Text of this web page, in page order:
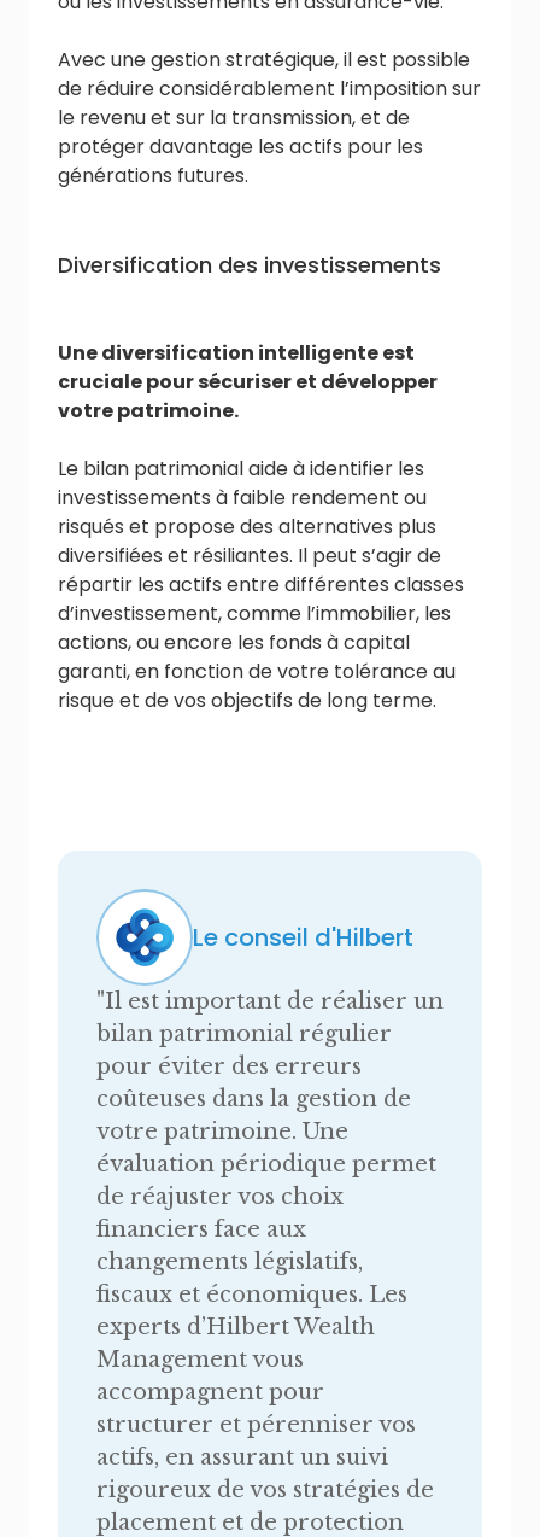
Avec une gestion stratégique, il est possible
de réduire considérablement l’imposition sur
le revenu et sur la transmission, et de
protéger davantage les actifs pour les
générations futures.
Diversification des investissements
Une diversification intelligente est
cruciale pour sécuriser et développer
votre patrimoine.
Le bilan patrimonial aide à identifier les
investissements à faible rendement ou
risqués et propose des alternatives plus
diversifiées et résiliantes. Il peut s’agir de
répartir les actifs entre différentes classes
d’investissement, comme l’immobilier, les
actions, ou encore les fonds à capital
garanti, en fonction de votre tolérance au
risque et de vos objectifs de long terme.
Le conseil d'Hilbert
"Il est important de réaliser un
bilan patrimonial régulier
pour éviter des erreurs
coûteuses dans la gestion de
votre patrimoine. Une
évaluation périodique permet
de réajuster vos choix
financiers face aux
changements législatifs,
fiscaux et économiques. Les
experts d’Hilbert Wealth
Management vous
accompagnent pour
structurer et pérenniser vos
actifs, en assurant un suivi
rigoureux de vos stratégies de
placement et de protection